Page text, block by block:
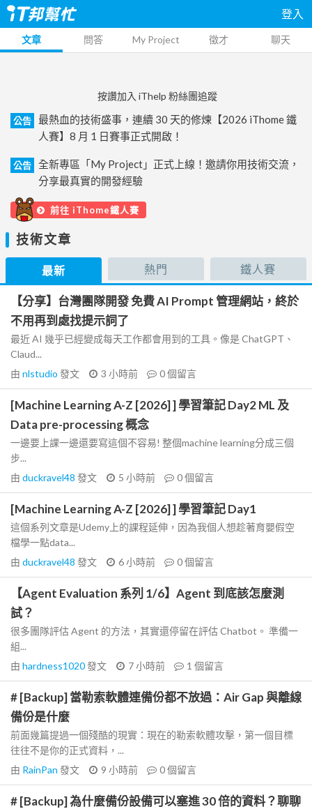
登入
文章 問答 My Project 徵才 聊天
按讚加入 iThelp 粉絲團追蹤
公告
最熱血的技術盛事，連續 30 天的修煉【2026 iThome 鐵
人賽】8 月 1 日賽事正式開啟！
公告
全新專區「My Project」正式上線！邀請你用技術交流，
分享最真實的開發經驗
前往 iThome鐵人賽
技術文章
最新 熱門 鐵人賽
【分享】台灣團隊開發 免費 AI Prompt 管理網站，終於
不用再到處找提示詞了
最近 AI 幾乎已經變成每天工作都會用到的工具。像是 ChatGPT、
Claud...
由 nlstudio 發文 3 小時前 0個留言
[Machine Learning A-Z [2026] ] 學習筆記 Day2 ML 及
Data pre-processing 概念
一邊要上課一邊還要寫這個不容易! 整個machine learning分成三個
步...
由 duckravel48 發文 5 小時前 0個留言
[Machine Learning A-Z [2026] ] 學習筆記 Day1
這個系列文章是Udemy上的課程延伸，因為我個人想趁著育嬰假空
檔學一點data...
由 duckravel48 發文 6 小時前 0個留言
【Agent Evaluation 系列 1/6】Agent 到底該怎麼測
試？
很多團隊評估 Agent 的方法，其實還停留在評估 Chatbot。 準備一
組...
由 hardness1020發文 7 小時前 1 個留言
# [Backup] 當勒索軟體連備份都不放過：Air Gap 與離線
備份是什麼
前面幾篇提過一個殘酷的現實：現在的勒索軟體攻擊，第一個目標
往往不是你的正式資料，...
由 RainPan 發文 9 小時前 0個留言
# [Backup] 為什麼備份設備可以塞進 30 倍的資料？聊聊